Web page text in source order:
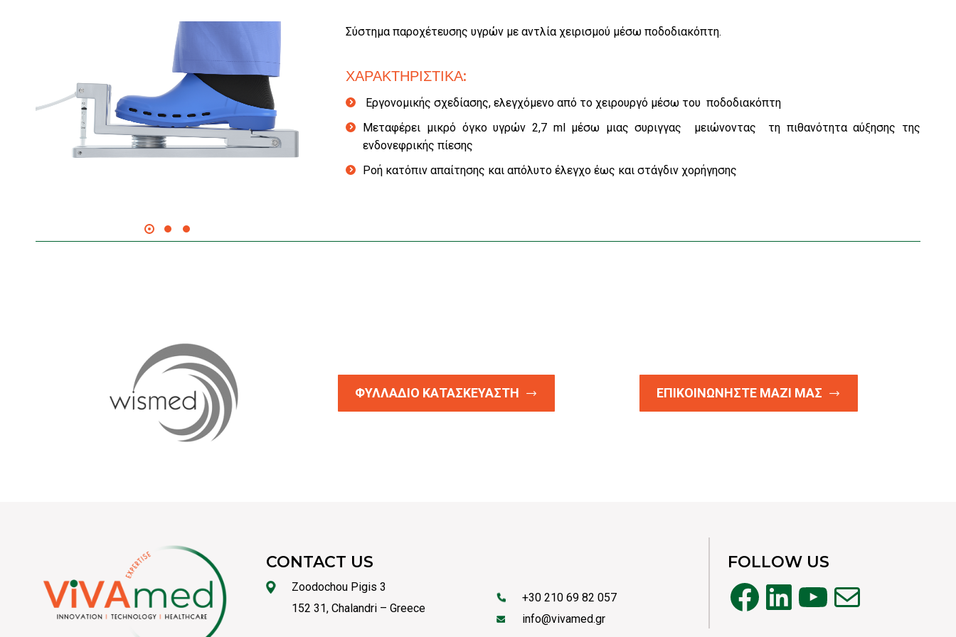
Σύστημα παροχέτευσης υγρών με αντλία χειρισμού μέσω ποδοδιακόπτη.
ΧΑΡΑΚΤΗΡΙΣΤΙΚΑ:
Εργονομικής σχεδίασης, ελεγχόμενο από το χειρουργό μέσω του ποδοδιακόπτη
Μεταφέρει μικρό όγκο υγρών 2,7 ml μέσω μιας συριγγας μειώνοντας τη πιθανότητα αύξησης της
ενδονεφρικής πίεσης
Ροή κατόπιν απαίτησης και απόλυτο έλεγχο έως και στάγδιν χορήγησης
ΦΥΛΛΑΔΙΟ ΚΑΤΑΣΚΕΥΑΣΤΗ ΕΠΙΚΟΙΝΩΝΗΣΤΕ ΜΑΖΙ ΜΑΣ
CONTACT US
Zoodochou Pigis 3
152 31, Chalandri – Greece
+30 210 69 82 057
info@vivamed.gr
FOLLOW US
Facebook
Linkedin
YouTube
Mail